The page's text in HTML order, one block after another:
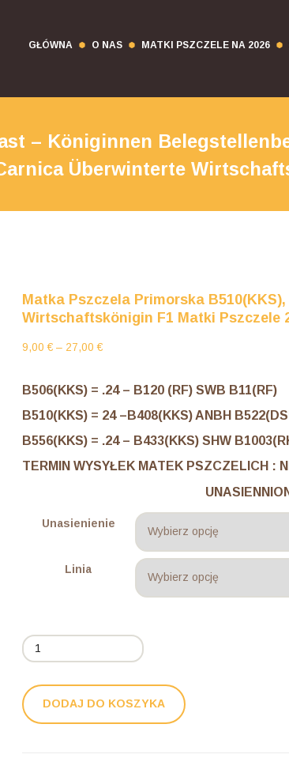
GŁÓWNA O NAS MATKI PSZCZELE NA 2026
– Königinnen
Überwinterte
Matka Pszczela Primorska
Wirtschaftskönigin F1 Matki Pszczele
9,00€ – 27,00€Zakres
od
27,00 €
B506(KKS) = .24 – B120 (RF) SWB B11(RF)
B510(KKS) = 24 –B408(KKS) ANBH
B556(KKS) = .24 – B433(KKS) SHW
TERMIN WYSYŁEK MATEK PSZCZELICH :
UNASIENNIONE
Unasienienie
Linia
ilość
Matka
Pszczela
Primorska
B510(KKS),
DODAJ DO KOSZYKA